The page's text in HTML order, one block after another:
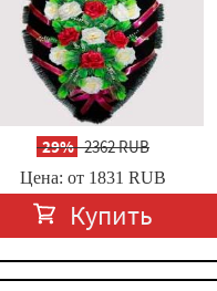
-29%2362 RUB
Цена: от 1831 RUB
Купить